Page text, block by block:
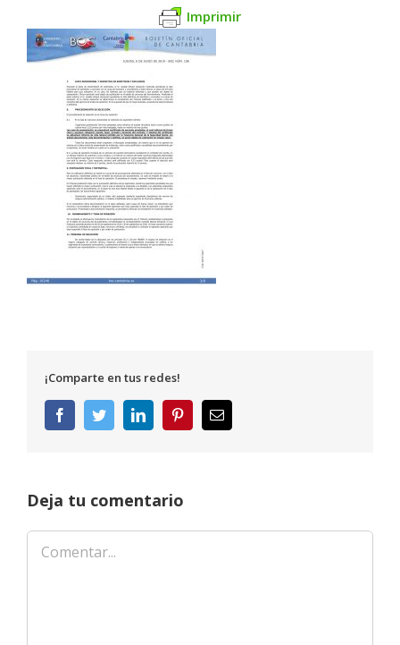
Imprimir
¡Comparte en tus redes!
FacebookTwitterLinkedInPinterestCorreo
electrónico
Deja tu comentario
Comentar